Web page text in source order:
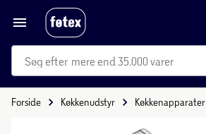
mere end 35.000 varer
Forside Køkkenudstyr Køkkenapparater